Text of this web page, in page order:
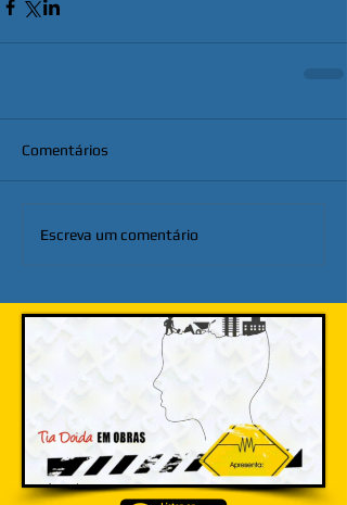
Comentários
Escreva um comentário